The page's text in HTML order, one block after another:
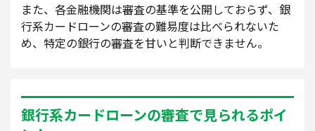
また、各金融機関は審査の基準を公開しておらず、銀
行系カードローンの審査の難易度は比べられないた
め、特定の銀行の審査を甘いと判断できません。
銀行系カードローンの審査で見られるポイ